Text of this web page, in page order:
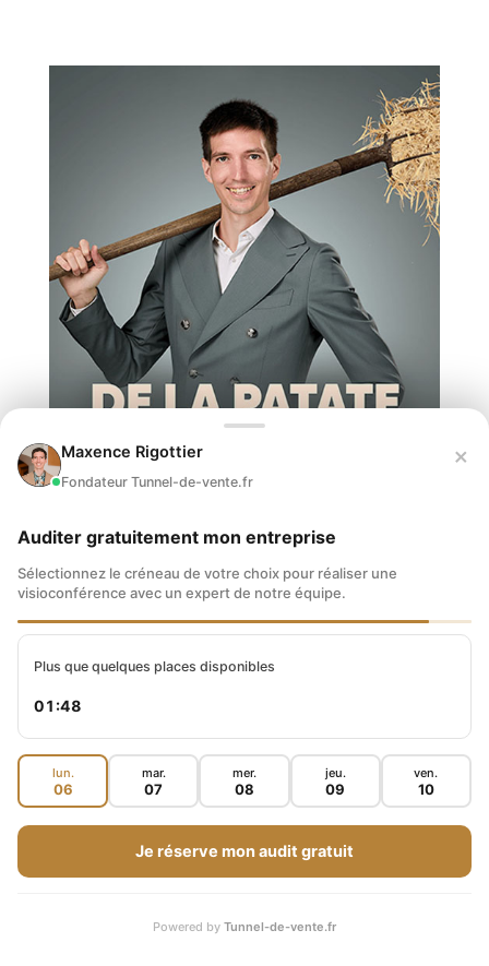
Maxence Rigottier
Fondateur Tunnel-de-vente.fr
×
Auditer gratuitement mon entreprise
Sélectionnez le créneau de votre choix pour réaliser une
visioconférence avec un expert de notre équipe.
Plus que quelques places disponibles
01:47
lun.
06
mar.
07
mer.
08
jeu.
09
ven.
10
Je réserve mon audit gratuit
Powered by Tunnel-de-vente.fr